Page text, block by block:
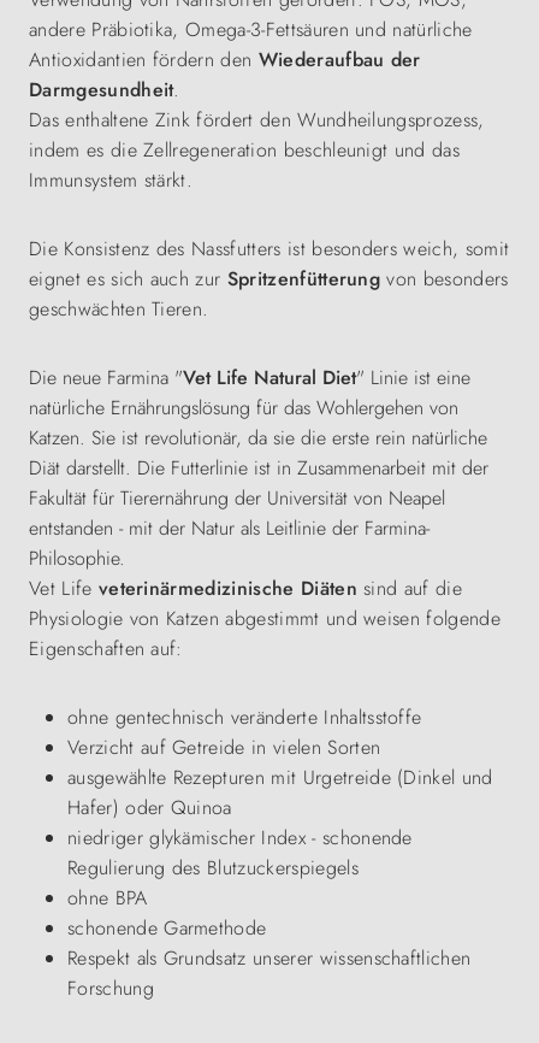
andere Präbiotika, Omega-3-Fettsäuren und natürliche
Antioxidantien fördern den Wiederaufbau der
Darmgesundheit.
Das enthaltene Zink fördert den Wundheilungsprozess,
indem es die Zellregeneration beschleunigt und das
Immunsystem stärkt.
Die Konsistenz des Nassfutters ist besonders weich, somit
eignet es sich auch zur Spritzenfütterung von besonders
geschwächten Tieren.
Die neue Farmina "Vet Life Natural Diet" Linie ist eine
natürliche Ernährungslösung für das Wohlergehen von
Katzen. Sie ist revolutionär, da sie die erste rein natürliche
Diät darstellt. Die Futterlinie ist in Zusammenarbeit mit der
Fakultät für Tierernährung der Universität von Neapel
entstanden - mit der Natur als Leitlinie der Farmina-
Philosophie.
Vet Life veterinärmedizinische Diäten sind auf die
Physiologie von Katzen abgestimmt und weisen folgende
Eigenschaften auf:
ohne gentechnisch veränderte Inhaltsstoffe
Verzicht auf Getreide in vielen Sorten
ausgewählte Rezepturen mit Urgetreide (Dinkel und
Hafer) oder Quinoa
niedriger glykämischer Index - schonende
Regulierung des Blutzuckerspiegels
ohne BPA
schonende Garmethode
Respekt als Grundsatz unserer wissenschaftlichen
Forschung